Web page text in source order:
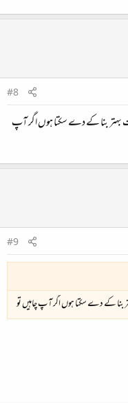
#8
بہتر بنا کے دے سکتا ہوں اگر آپ
#9
بنا کے دے سکتا ہوں اگر آپ چاہیں تو